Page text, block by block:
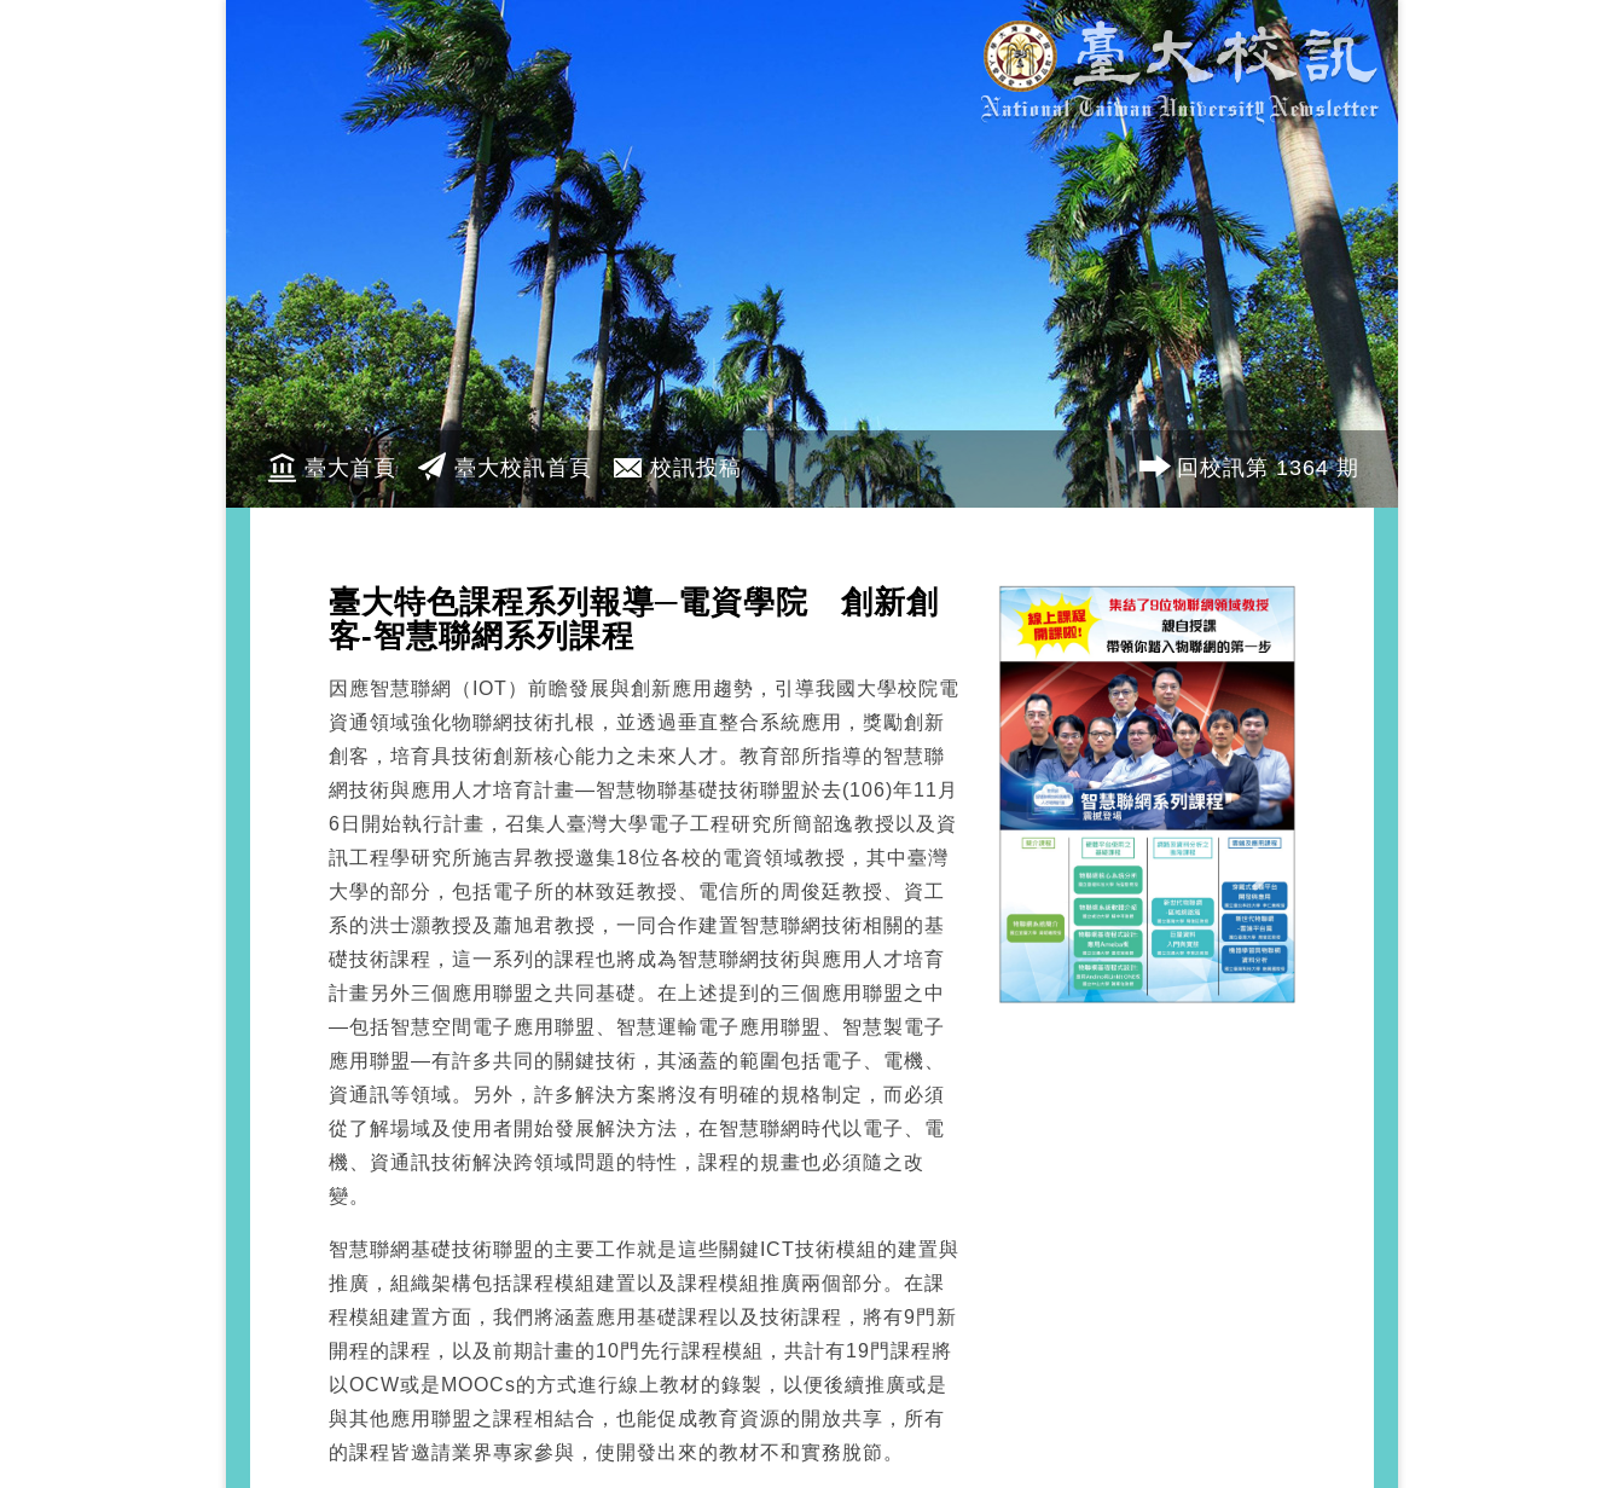
臺大首頁 臺大校訊首頁 校訊投稿 回校訊第 1364 期
臺大特色課程系列報導─電資學院 創新創
客-智慧聯網系列課程
因應智慧聯網（IOT）前瞻發展與創新應用趨勢，引導我國大學校院電
資通領域強化物聯網技術扎根，並透過垂直整合系統應用，獎勵創新
創客，培育具技術創新核心能力之未來人才。教育部所指導的智慧聯
網技術與應用人才培育計畫—智慧物聯基礎技術聯盟於去(106)年11月
6日開始執行計畫，召集人臺灣大學電子工程研究所簡韶逸教授以及資
訊工程學研究所施吉昇教授邀集18位各校的電資領域教授，其中臺灣
大學的部分，包括電子所的林致廷教授、電信所的周俊廷教授、資工
系的洪士灝教授及蕭旭君教授，一同合作建置智慧聯網技術相關的基
礎技術課程，這一系列的課程也將成為智慧聯網技術與應用人才培育
計畫另外三個應用聯盟之共同基礎。在上述提到的三個應用聯盟之中
—包括智慧空間電子應用聯盟、智慧運輸電子應用聯盟、智慧製電子
應用聯盟—有許多共同的關鍵技術，其涵蓋的範圍包括電子、電機、
資通訊等領域。另外，許多解決方案將沒有明確的規格制定，而必須
從了解場域及使用者開始發展解決方法，在智慧聯網時代以電子、電
機、資通訊技術解決跨領域問題的特性，課程的規畫也必須隨之改
變。
智慧聯網基礎技術聯盟的主要工作就是這些關鍵ICT技術模組的建置與
推廣，組織架構包括課程模組建置以及課程模組推廣兩個部分。在課
程模組建置方面，我們將涵蓋應用基礎課程以及技術課程，將有9門新
開程的課程，以及前期計畫的10門先行課程模組，共計有19門課程將
以OCW或是MOOCs的方式進行線上教材的錄製，以便後續推廣或是
與其他應用聯盟之課程相結合，也能促成教育資源的開放共享，所有
的課程皆邀請業界專家參與，使開發出來的教材不和實務脫節。